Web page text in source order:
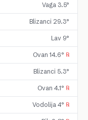
Vaga 3.5°
Blizanci 29.3°
Lav 9°
Ovan 14.6° ℞
Blizanci 5.3°
Ovan 4.1° ℞
Vodolija 4° ℞